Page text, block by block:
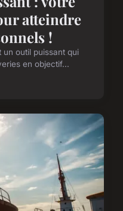
atteindre
!
un outil puissant qui
en objectif...